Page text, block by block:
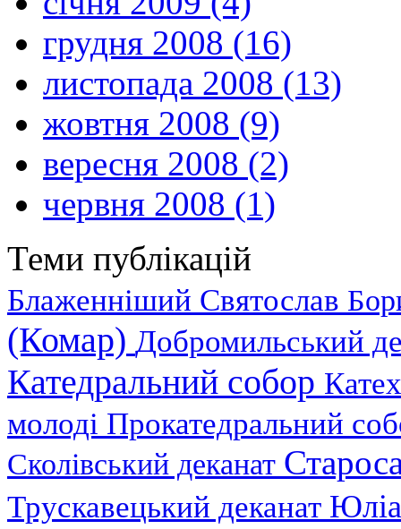
грудня 2008 (16)
листопада 2008 (13)
жовтня 2008 (9)
вересня 2008 (2)
червня 2008 (1)
Теми публікацій
Блаженніший Святослав
(Комар) Добромильський
Катедральний собор
молоді Прокатедральний
Сколівський деканат
Трускавецький деканат